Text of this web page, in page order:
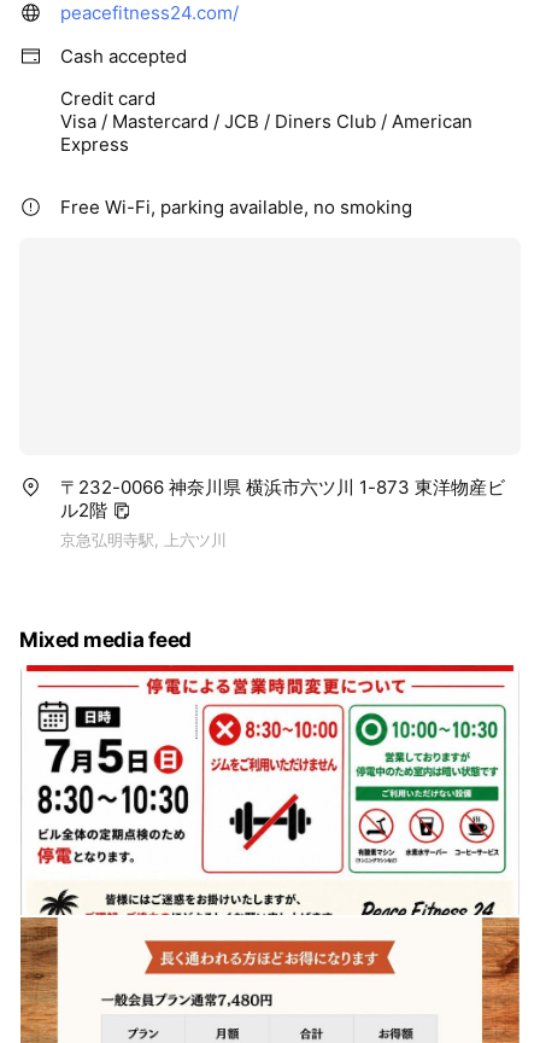
peacefitness24.com/
Cash accepted
Credit card
Visa / Mastercard / JCB / Diners Club / American
Express
Free Wi-Fi, parking available, no smoking
〒232-0066 神奈川県 横浜市六ツ川 1-873 東洋物産ビ
ル2階
京急弘明寺駅, 上六ツ川
Mixed media feed